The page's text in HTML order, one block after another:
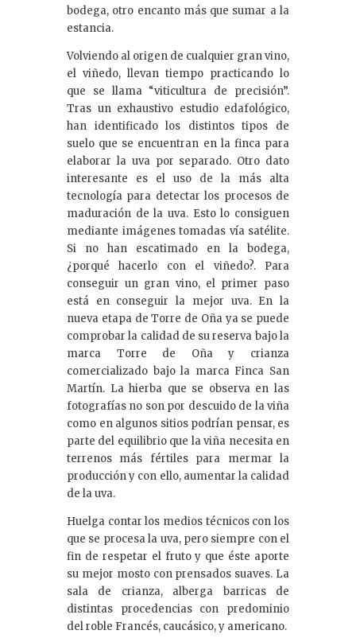
bodega, otro encanto más que sumar a la
estancia.
Volviendo al origen de cualquier gran vino,
el viñedo, llevan tiempo practicando lo
que se llama “viticultura de precisión”.
Tras un exhaustivo estudio edafológico,
han identificado los distintos tipos de
suelo que se encuentran en la finca para
elaborar la uva por separado. Otro dato
interesante es el uso de la más alta
tecnología para detectar los procesos de
maduración de la uva. Esto lo consiguen
mediante imágenes tomadas vía satélite.
Si no han escatimado en la bodega,
¿porqué hacerlo con el viñedo?. Para
conseguir un gran vino, el primer paso
está en conseguir la mejor uva. En la
nueva etapa de Torre de Oña ya se puede
comprobar la calidad de su reserva bajo la
marca Torre de Oña y crianza
comercializado bajo la marca Finca San
Martín. La hierba que se observa en las
fotografías no son por descuido de la viña
como en algunos sitios podrían pensar, es
parte del equilibrio que la viña necesita en
terrenos más fértiles para mermar la
producción y con ello, aumentar la calidad
de la uva.
Huelga contar los medios técnicos con los
que se procesa la uva, pero siempre con el
fin de respetar el fruto y que éste aporte
su mejor mosto con prensados suaves. La
sala de crianza, alberga barricas de
distintas procedencias con predominio
del roble Francés, caucásico, y americano.